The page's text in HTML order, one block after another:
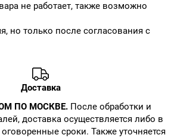
не работает, также возможно
но только после согласования с
Доставка
ПО МОСКВЕ. После обработки и
доставка осуществляется либо в
сроки. Также уточняется